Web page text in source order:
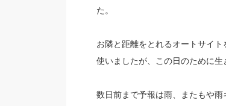
た。
お隣と距離をとれるオートサイ
使いましたが、この日のために
数日前まで予報は雨、またもや